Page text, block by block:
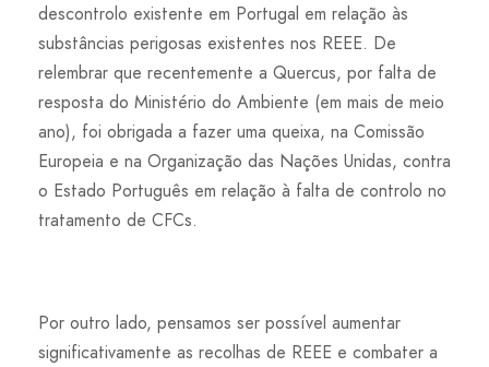
descontrolo existente em Portugal em relação às
substâncias perigosas existentes nos REEE. De
relembrar que recentemente a Quercus, por falta de
resposta do Ministério do Ambiente (em mais de meio
ano), foi obrigada a fazer uma queixa, na Comissão
Europeia e na Organização das Nações Unidas, contra
o Estado Português em relação à falta de controlo no
tratamento de CFCs.
Por outro lado, pensamos ser possível aumentar
significativamente as recolhas de REEE e combater a